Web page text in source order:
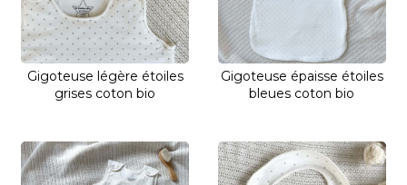
Gigoteuse légère étoiles
grises coton bio
Gigoteuse épaisse étoiles
bleues coton bio